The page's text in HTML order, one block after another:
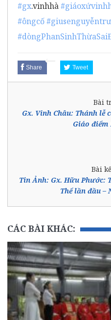
#gx.vinhhà
#ôngcố
Share Tweet
Bài
Gx. Vinh Châu: Thánh lễ
Giáo điểm
Bài
Tin Ảnh: Gx. Hữu Phước:
Thể lần đầu –
CÁC BÀI KHÁC: